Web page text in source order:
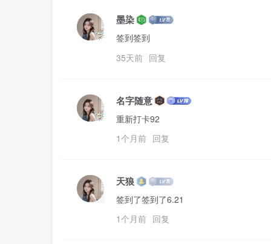
墨染
签到签到
35天前 回复
名字随意
重新打卡92
1个月前 回复
天狼
签到了签到了6.21
1个月前 回复